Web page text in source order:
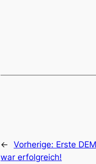
← Vorherige: Erste
war erfolgreich!